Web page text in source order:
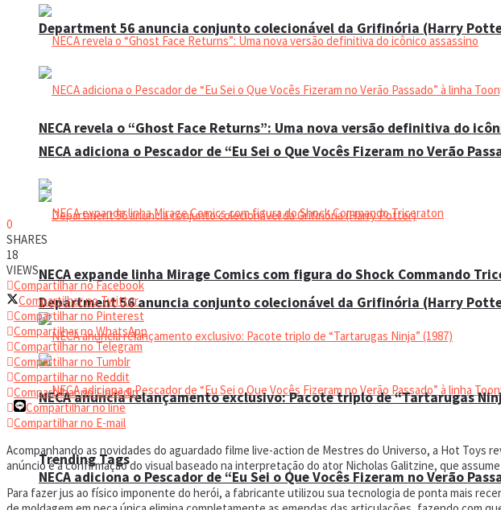
NECA revela o “Ghost Face Returns”: Uma nova versão definitiva do
Department 56 anuncia conjunto colecionável da Grifinória (Harry
NECA adiciona o Pescador de “Eu Sei o Que Vocês Fizeram no Verão
Department 56 anuncia conjunto colecionável da Grifinória (Harry
NECA adiciona o Pescador de “Eu Sei o Que Vocês Fizeram no Verão
NECA expande linha Mirage Comics com figura do Shock Commando
NECA anuncia relançamento exclusivo: Pacote triplo de “Tartarugas
Trending Tags
0
SHARES
18
VIEWS
Compartilhar no Facebook
Compartilhar no Twitter
Compartilhar no Pinterest
Compartilhar no WhatsApp
Compartilhar no Telegram
Compartilhar no Tumblr
Compartilhar no Reddit
Compartilhar no Linkedin
Compartilhar no line
Compartilhar no E-mail
Acompanhando as novidades do aguardado filme live-action de Mestres do Universo, a Hot Toys
anúncio é a confirmação do visual baseado na interpretação do ator Nicholas Galitzine, que
Para fazer jus ao físico imponente do herói, a fabricante utilizou sua tecnologia de ponta mais